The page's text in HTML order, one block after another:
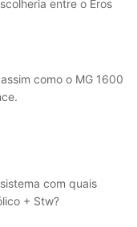
entre o Eros
como o MG 1600
com quais
+ Stw?